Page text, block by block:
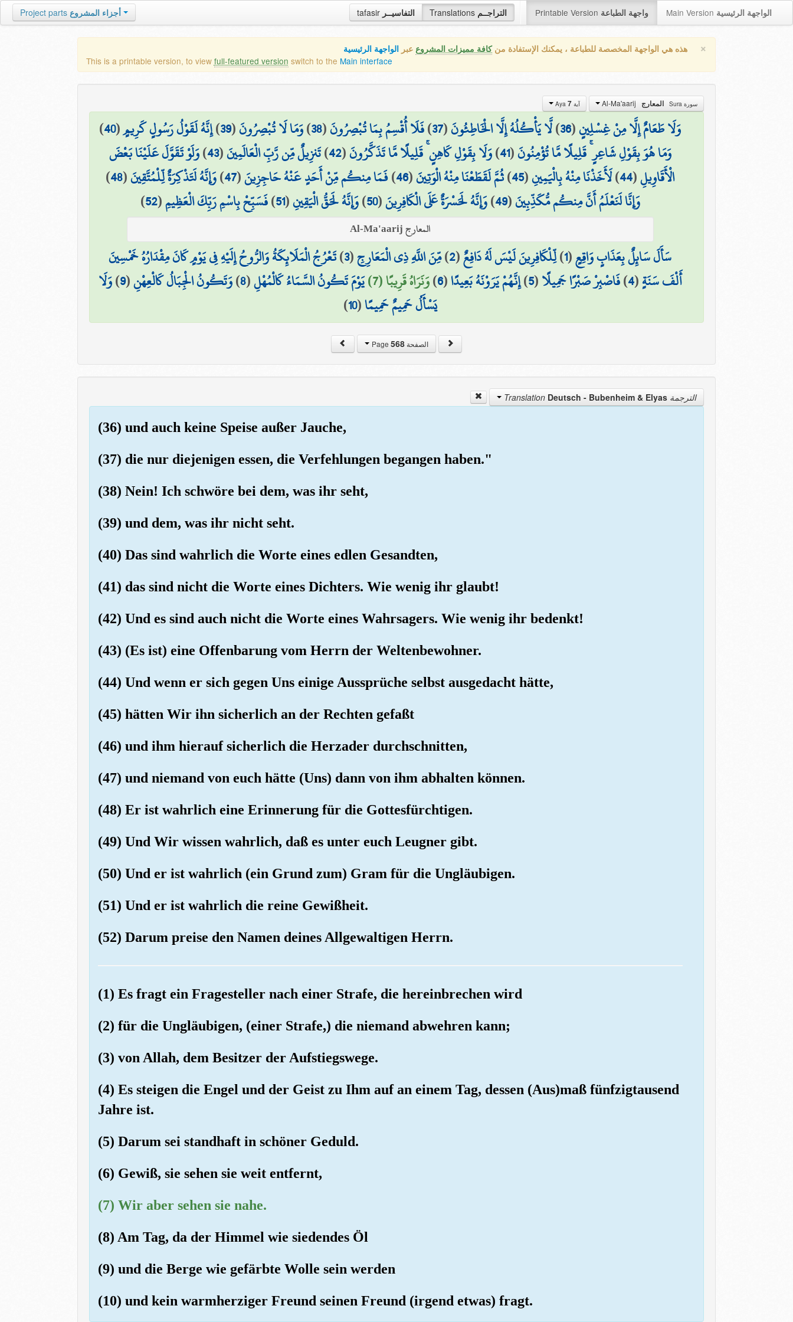
tafasir التفاسيــر Translations التراجــم Printable Version واجهة الطباعة Main Version الواجهة الرئيسية Project parts أجزاء المشروع
× هذه هي الواجهة المخصصة للطباعة ، يمكنك الإستفادة منكافة مميزات المشروع عبر الواجهة الرئيسية
This is a printable version, to view full-featured version switch to the Main interface
سورة Sura المعارج آية Aya 7
وَلَا طَعَامٌ إِلَّا مِنْ غِسْلِينٍ(
36
)لَّا يَأْكُلُهُ إِلَّا الْخَاطِئُونَ(
37
)فَلَا أُقْسِمُ بِمَا تُبْصِرُونَ(
38
)وَمَا لَا تُبْصِرُونَ(
39
)إِنَّهُ لَقَوْلُ رَسُولٍ كَرِيمٍ(
40
)
وَمَا هُوَ بِقَوْلِ شَاعِرٍ ۚ قَلِيلًا مَّا تُؤْمِنُونَ(
41
)وَلَا بِقَوْلِ كَاهِنٍ ۚ قَلِيلًا مَّا تَذَكَّرُونَ(
42
)تَنزِيلٌ مِّن رَّبِّ الْعَالَمِينَ(
43
)وَلَوْ تَقَوَّلَ عَلَيْنَا بَعْضَ
الْأَقَاوِيلِ(
44
)لَأَخَذْنَا مِنْهُ بِالْيَمِينِ(
45
)ثُمَّ لَقَطَعْنَا مِنْهُ الْوَتِينَ(
46
)فَمَا مِنكُم مِّنْ أَحَدٍ عَنْهُ حَاجِزِينَ(
47
)وَإِنَّهُ لَتَذْكِرَةٌ لِّلْمُتَّقِينَ(
48
)
وَإِنَّا لَنَعْلَمُ أَنَّ مِنكُم مُّكَذِّبِينَ(
49
)وَإِنَّهُ لَحَسْرَةٌ عَلَى الْكَافِرِينَ(
50
)وَإِنَّهُ لَحَقُّ الْيَقِينِ(
51
)فَسَبِّحْ بِاسْمِ رَبِّكَ الْعَظِيمِ(
52
)
المعارج Al-Ma'aarij
سَأَلَ سَائِلٌ بِعَذَابٍ وَاقِعٍ(
1
)لِّلْكَافِرِينَ لَيْسَ لَهُ دَافِعٌ(
2
)مِّنَ اللَّهِ ذِي الْمَعَارِجِ(
3
)تَعْرُجُ الْمَلَائِكَةُ وَالرُّوحُ إِلَيْهِ فِي يَوْمٍ كَانَ مِقْدَارُهُ خَمْسِينَ
أَلْفَ سَنَةٍ(
4
)فَاصْبِرْ صَبْرًا جَمِيلًا(
5
)إِنَّهُمْ يَرَوْنَهُ بَعِيدًا(
6
)وَنَرَاهُ قَرِيبًا (7) يَوْمَ تَكُونُ السَّمَاءُ كَالْمُهْلِ(
8
)وَتَكُونُ الْجِبَالُ كَالْعِهْنِ(
9
)وَلَا
يَسْأَلُ حَمِيمٌ حَمِيمًا(
10
)
الصفحة Page568
الترجمة Translation Deutsch - Bubenheim & Elyas
(36) und auch keine Speise außer Jauche,
(37) die nur diejenigen essen, die Verfehlungen begangen haben."
(38) Nein! Ich schwöre bei dem, was ihr seht,
(39) und dem, was ihr nicht seht.
(40) Das sind wahrlich die Worte eines edlen Gesandten,
(41) das sind nicht die Worte eines Dichters. Wie wenig ihr glaubt!
(42) Und es sind auch nicht die Worte eines Wahrsagers. Wie wenig ihr bedenkt!
(43) (Es ist) eine Offenbarung vom Herrn der Weltenbewohner.
(44) Und wenn er sich gegen Uns einige Aussprüche selbst ausgedacht hätte,
(45) hätten Wir ihn sicherlich an der Rechten gefaßt
(46) und ihm hierauf sicherlich die Herzader durchschnitten,
(47) und niemand von euch hätte (Uns) dann von ihm abhalten können.
(48) Er ist wahrlich eine Erinnerung für die Gottesfürchtigen.
(49) Und Wir wissen wahrlich, daß es unter euch Leugner gibt.
(50) Und er ist wahrlich (ein Grund zum) Gram für die Ungläubigen.
(51) Und er ist wahrlich die reine Gewißheit.
(52) Darum preise den Namen deines Allgewaltigen Herrn.
(1) Es fragt ein Fragesteller nach einer Strafe, die hereinbrechen wird
(2) für die Ungläubigen, (einer Strafe,) die niemand abwehren kann;
(3) von Allah, dem Besitzer der Aufstiegswege.
(4) Es steigen die Engel und der Geist zu Ihm auf an einem Tag, dessen (Aus)maß fünfzigtausend
Jahre ist.
(5) Darum sei standhaft in schöner Geduld.
(6) Gewiß, sie sehen sie weit entfernt,
(7) Wir aber sehen sie nahe.
(8) Am Tag, da der Himmel wie siedendes Öl
(9) und die Berge wie gefärbte Wolle sein werden
(10) und kein warmherziger Freund seinen Freund (irgend etwas) fragt.